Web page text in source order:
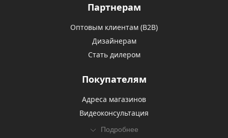
Партнерам
Оптовым клиентам (В2В)
Дизайнерам
Стать дилером
Покупателям
Адреса магазинов
Видеоконсультация
Подробнее